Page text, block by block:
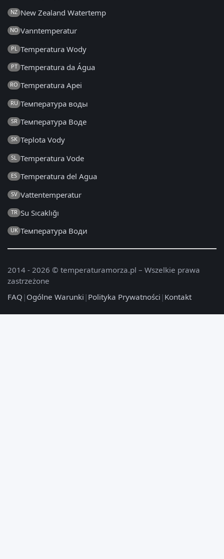
NZ New Zealand Watertemp
NO Vanntemperatur
PL Temperatura Wody
PT Temperatura da Água
RO Temperatura Apei
RU Температура воды
SR Температура Воде
SK Teplota Vody
SL Temperatura Vode
ES Temperatura del Agua
SV Vattentemperatur
TR Su Sıcaklığı
UK Температура Води
2014 - 2026 © temperaturamorza.pl – Wszelkie prawa
zastrzeżone
FAQ | Ogólne Warunki | Polityka Prywatności | Kontakt